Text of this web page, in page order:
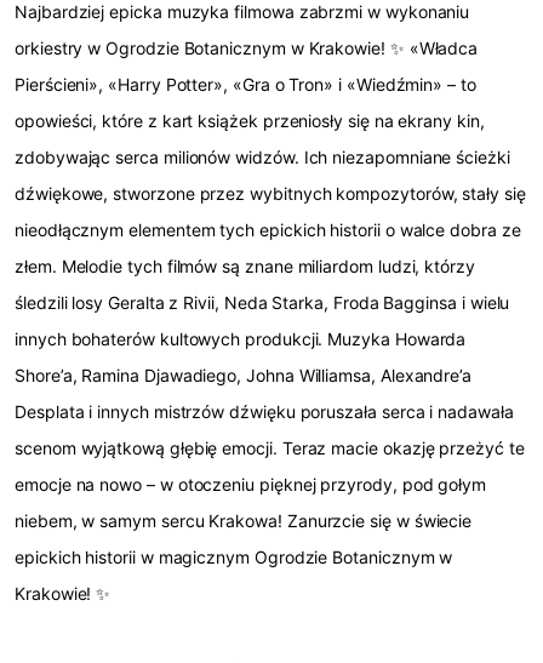
Najbardziej epicka muzyka filmowa zabrzmi w wykonaniu
orkiestry w Ogrodzie Botanicznym w Krakowie! ✨ «Władca
Pierścieni», «Harry Potter», «Gra o Tron» i «Wiedźmin» – to
opowieści, które z kart książek przeniosły się na ekrany kin,
zdobywając serca milionów widzów. Ich niezapomniane ścieżki
dźwiękowe, stworzone przez wybitnych kompozytorów, stały się
nieodłącznym elementem tych epickich historii o walce dobra ze
złem. Melodie tych filmów są znane miliardom ludzi, którzy
śledzili losy Geralta z Rivii, Neda Starka, Froda Bagginsa i wielu
innych bohaterów kultowych produkcji. Muzyka Howarda
Shore’a, Ramina Djawadiego, Johna Williamsa, Alexandre’a
Desplata i innych mistrzów dźwięku poruszała serca i nadawała
scenom wyjątkową głębię emocji. Teraz macie okazję przeżyć te
emocje na nowo – w otoczeniu pięknej przyrody, pod gołym
niebem, w samym sercu Krakowa! Zanurzcie się w świecie
epickich historii w magicznym Ogrodzie Botanicznym w
Krakowie! ✨